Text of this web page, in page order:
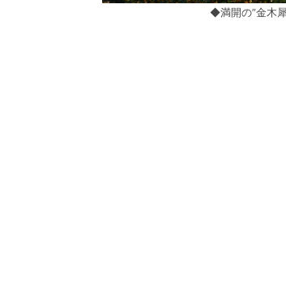
◆満開の”金木